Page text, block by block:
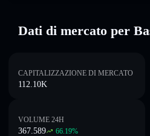
Dati di mercato per
CAPITALIZZAZIONE DI MERCATO
112.10K
VOLUME 24H
367.589 66.19%